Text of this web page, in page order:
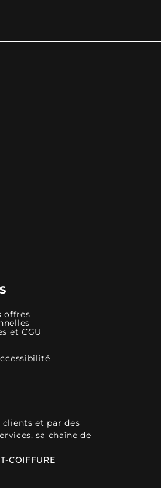
offres
et CGU
clients et par des
sa chaîne de